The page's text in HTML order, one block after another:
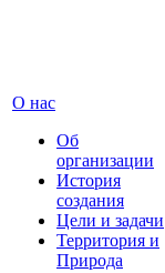
О нас
Об
организации
История
создания
Цели и задачи
Территория и
Природа